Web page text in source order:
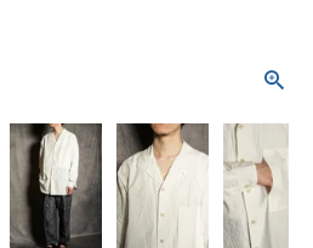
会員登録